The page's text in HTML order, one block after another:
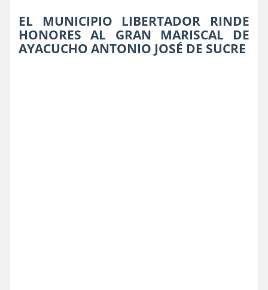
EL MUNICIPIO LIBERTADOR RINDE
HONORES AL GRAN MARISCAL DE
AYACUCHO ANTONIO JOSÉ DE SUCRE